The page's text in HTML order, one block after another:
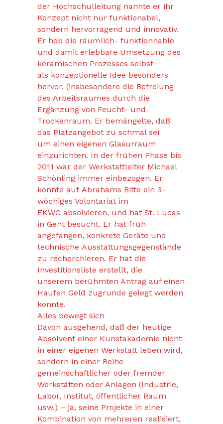
der Hochschulleitung nannte er ihr
Konzept nicht nur funktionabel,
sondern hervorragend und innovativ.
Er hob die räumlich- funktionnable
und damit erlebbare Umsetzung des
keramischen Prozesses selbst
als konzeptionelle Idee besonders
hervor. (insbesondere die Befreiung
des Arbeitsraumes durch die
Ergänzung von Feucht- und
Trockenraum. Er bemängelte, daß
das Platzangebot zu schmal sei
um einen eigenen Glasurraum
einzurichten. In der frühen Phase bis
2011 war der Werkstattleiter Michael
Schönling immer einbezogen. Er
konnte auf Abrahams Bitte ein 3-
wöchiges Volontariat im
EKWC absolvieren, und hat St. Lucas
in Gent besucht. Er hat früh
angefangen, konkrete Geräte und
technische Ausstattungsgegenstände
zu recherchieren. Er hat die
Investitionsliste erstellt, die
unserem berühmten Antrag auf einen
Haufen Geld zugrunde gelegt werden
konnte.
Alles bewegt sich
Davon ausgehend, daß der heutige
Absolvent einer Kunstakademie nicht
in einer eigenen Werkstatt leben wird,
sondern in einer Reihe
gemeinschaftlicher oder fremder
Werkstätten oder Anlagen (Industrie,
Labor, Institut, öffentlicher Raum
usw.) – ja, seine Projekte in einer
Kombination von mehreren realisiert,